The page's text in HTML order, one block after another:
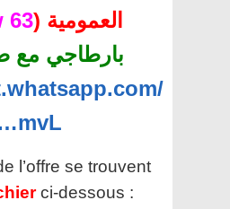
العمومية (63 New
بارطاجي مع
l’offre se trouvent
ci-dessous :